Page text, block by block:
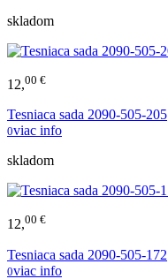
skladom
12,00 €
Tesniaca sada 2090-505-205
0viac info
skladom
12,00 €
Tesniaca sada 2090-505-172
0viac info